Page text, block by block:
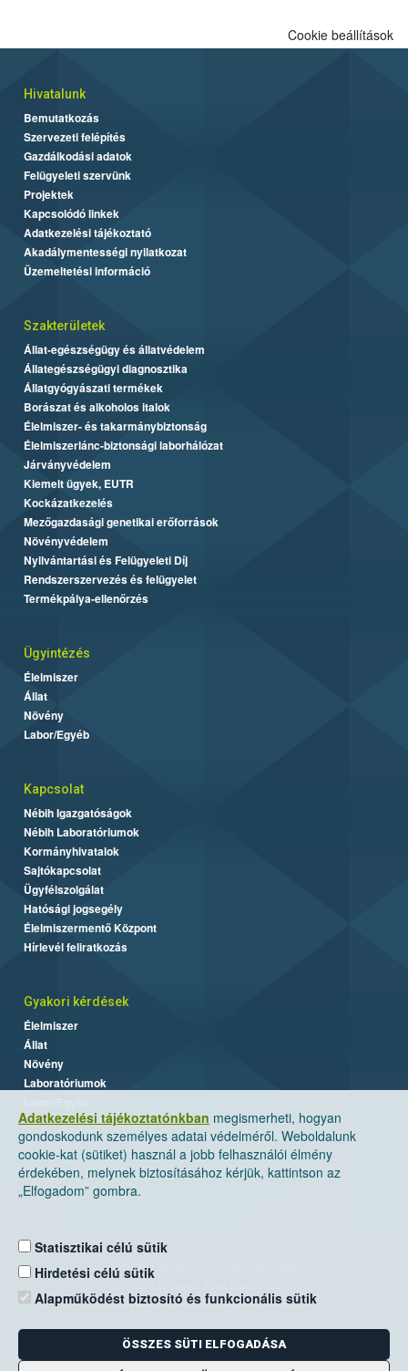
Adatkezelési tájékoztatónkban megismerheti, hogyan
gondoskodunk személyes adatai védelméről. Weboldalunk
cookie-kat (sütiket) használ a jobb felhasználói élmény
érdekében, melynek biztosításához kérjük, kattintson az
„Elfogadom” gombra.
Statisztikai célú sütik
Hirdetési célú sütik
Alapműködést biztosító és funkcionális sütik
ÖSSZES SÜTI ELFOGADÁSA
Cookie beállítások
Hivatalunk
Bemutatkozás
Szervezeti felépítés
Gazdálkodási adatok
Felügyeleti szervünk
Projektek
Kapcsolódó linkek
Adatkezelési tájékoztató
Akadálymentességi nyilatkozat
Üzemeltetési információ
Szakterületek
Állat-egészségügy és állatvédelem
Állategészségügyi diagnosztika
Állatgyógyászati termékek
Borászat és alkoholos italok
Élelmiszer- és takarmánybiztonság
Élelmiszerlánc-biztonsági laborhálózat
Járványvédelem
Kiemelt ügyek, EUTR
Kockázatkezelés
Mezőgazdasági genetikai erőforrások
Növényvédelem
Nyilvántartási és Felügyeleti Díj
Rendszerszervezés és felügyelet
Termékpálya-ellenőrzés
Ügyintézés
Élelmiszer
Állat
Növény
Labor/Egyéb
Kapcsolat
Nébih Igazgatóságok
Nébih Laboratóriumok
Kormányhivatalok
Sajtókapcsolat
Ügyfélszolgálat
Hatósági jogsegély
Élelmiszermentő Központ
Hírlevél feliratkozás
Gyakori kérdések
Élelmiszer
Állat
Növény
Laboratóriumok
Nemzeti Élelmiszerlánc-biztonsági Hivatal
Levelezési cím: 1525 Budapest. Pf. 30.
E-mail:ugyfelszolgalat@nebih.gov.hu